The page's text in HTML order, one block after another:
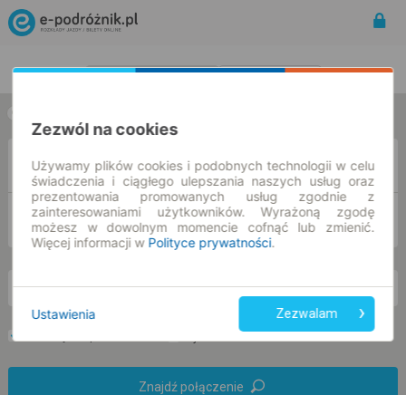
Z
DO
pt. 7 sie. -- : --
Znajdź połączenie
Zezwól na cookies
Używamy plików cookies i podobnych technologii w celu
świadczenia i ciągłego ulepszania naszych usług oraz
prezentowania promowanych usług zgodnie z
zainteresowaniami użytkowników. Wyrażoną zgodę
możesz w dowolnym momencie cofnąć lub zmienić.
Więcej informacji w Polityce prywatności.
Ustawienia Zezwalam